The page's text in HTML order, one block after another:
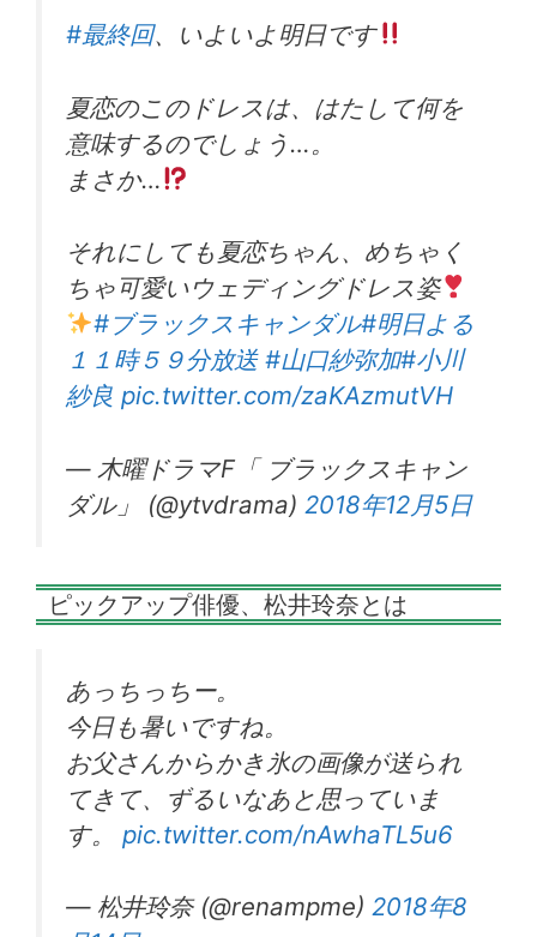
#最終回、いよいよ明日です
夏恋のこのドレスは、はたして何を
意味するのでしょう…。
まさか…
それにしても夏恋ちゃん、めちゃく
ちゃ可愛いウェディングドレス姿
#ブラックスキャンダル#明日よる
１１時５９分放送 #山口紗弥加#小川
紗良 pic.twitter.com/zaKAzmutVH
— 木曜ドラマF「 ブラックスキャン
ダル」 (@ytvdrama) 2018年12月5日
ピックアップ俳優、松井玲奈とは
あっちっちー。
今日も暑いですね。
お父さんからかき氷の画像が送られ
てきて、ずるいなあと思っていま
す。 pic.twitter.com/nAwhaTL5u6
— 松井玲奈 (@renampme) 2018年8